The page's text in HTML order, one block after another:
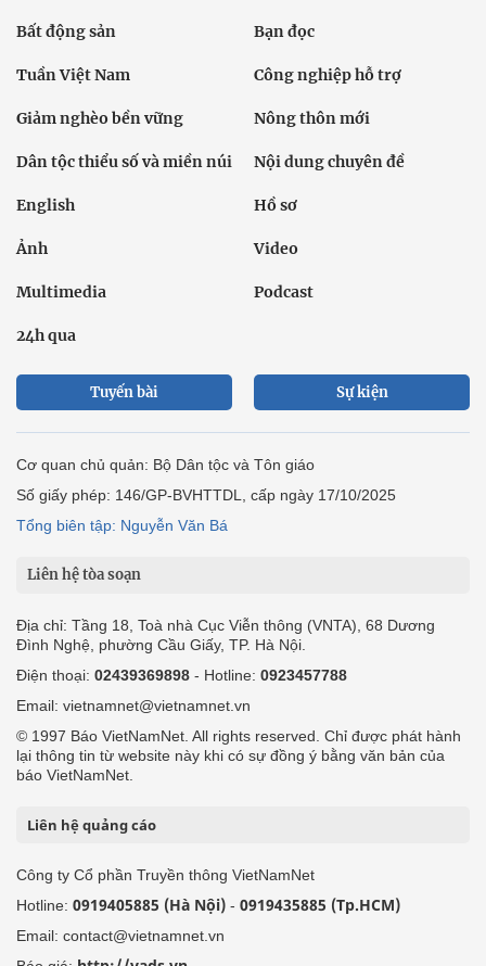
Bất động sản Bạn đọc
Tuần Việt Nam Công nghiệp hỗ trợ
Giảm nghèo bền vững Nông thôn mới
Dân tộc thiểu số và miền núi Nội dung chuyên đề
English Hồ sơ
Ảnh Video
Multimedia Podcast
24h qua
Tuyến bài Sự kiện
Cơ quan chủ quản: Bộ Dân tộc và Tôn giáo
Số giấy phép: 146/GP-BVHTTDL, cấp ngày 17/10/2025
Tổng biên tập: Nguyễn Văn Bá
Liên hệ tòa soạn
Địa chỉ: Tầng 18, Toà nhà Cục Viễn thông (VNTA), 68 Dương
Đình Nghệ, phường Cầu Giấy, TP. Hà Nội.
Điện thoại: 02439369898 - Hotline: 0923457788
Email: vietnamnet@vietnamnet.vn
© 1997 Báo VietNamNet. All rights reserved. Chỉ được phát hành
lại thông tin từ website này khi có sự đồng ý bằng văn bản của
báo VietNamNet.
Liên hệ quảng cáo
Công ty Cổ phần Truyền thông VietNamNet
Hotline: 0919405885 (Hà Nội) - 0919435885 (Tp.HCM)
Email: contact@vietnamnet.vn